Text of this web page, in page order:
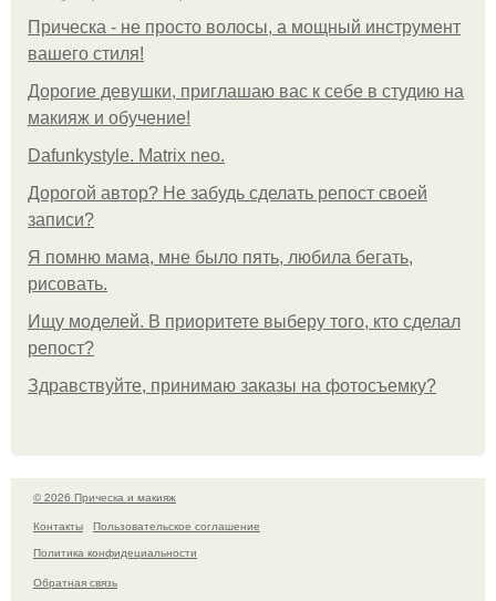
Прическа - не просто волосы, а мощный инструмент
вашего стиля!
Дорогие девушки, приглашаю вас к себе в студию на
макияж и обучение!
Dafunkystyle. Matrix neo.
Дорогой автор? Не забудь сделать репост своей
записи?
Я помню мама, мне было пять, любила бегать,
рисовать.
Ищу моделей. В приоритете выберу того, кто сделал
репост?
Здравствуйте, принимаю заказы на фотосъемку?
© 2026 Прическа и макияж
Контакты
Пользовательское соглашение
Политика конфидециальности
Обратная связь